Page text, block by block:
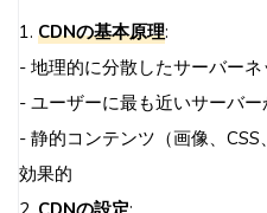
1. CDNの基本原理:
- 地理的に分散したサーバー
- ユーザーに最も近いサーバ
- 静的コンテンツ（画像、
効果的